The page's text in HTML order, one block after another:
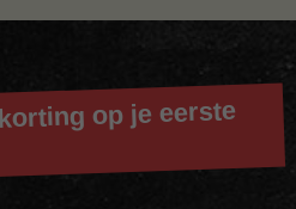
op je eerste